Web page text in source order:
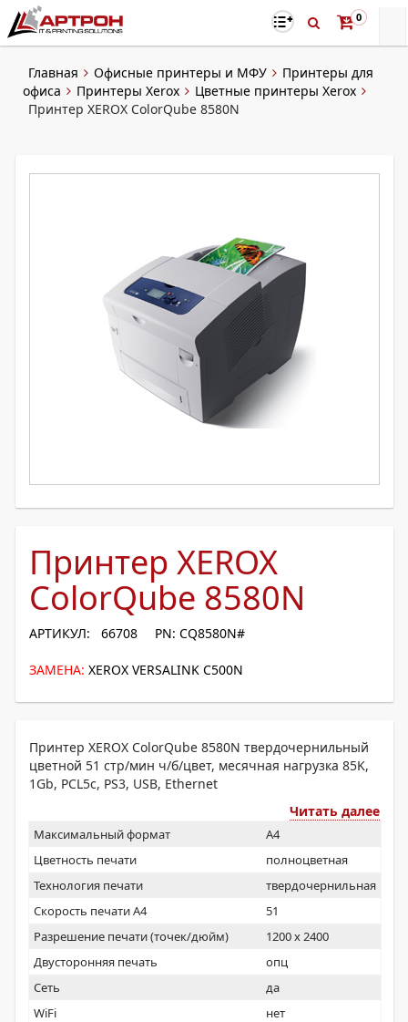
0
Главная Офисные принтеры и МФУ
Принтеры для
офиса
Принтеры Xerox
Цветные принтеры Xerox
Принтер XEROX ColorQube 8580N
Принтер XEROX
ColorQube 8580N
АРТИКУЛ: 66708 PN: CQ8580N#
ЗАМЕНА: XEROX VERSALINK C500N
Принтер XEROX ColorQube 8580N твердочернильный
цветной 51 стр/мин ч/б/цвет, месячная нагрузка 85K,
1Gb, PCL5c, PS3, USB, Ethernet
Читать далее
Максимальный формат
A4
Цветность печати
полноцветная
Технология печати
твердочернильная
Скорость печати А4
51
Разрешение печати (точек/дюйм)
1200 x 2400
Двусторонняя печать
опц
Сеть
да
WiFi
нет